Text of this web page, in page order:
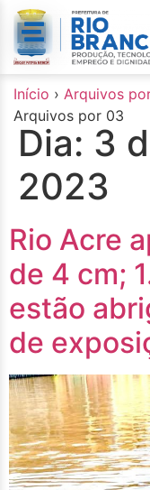
conteúdo
Início › Arquivos
Arquivos por 03
Dia: 3
2023
Rio Acre
de 4 cm;
estão
de